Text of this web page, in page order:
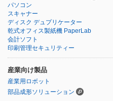
パソコン
スキャナー
ディスク デュプリケーター
乾式オフィス製紙機 PaperLab
会計ソフト
印刷管理セキュリティー
産業向け製品
産業用ロボット
部品成形ソリューション